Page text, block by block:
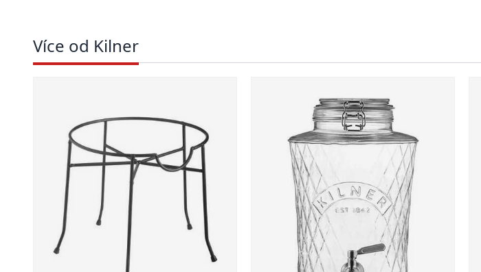
Více od Kilner